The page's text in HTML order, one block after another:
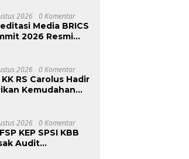
Aksi Nyata
Lansia,
dan Warga
2026 0 Komentar
Media BRICS
2026 Resmi
2026 0 Komentar
KK RS Carolus Hadir
Kemudahan
dan Masyarakat
2026 0 Komentar
KEP SPSI KBB
Audit